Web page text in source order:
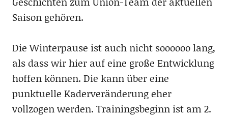
Saison gehören.
Die Winterpause ist auch nicht soooooo lang,
als dass wir hier auf eine große Entwicklung
hoffen können. Die kann über eine
punktuelle Kaderveränderung eher
vollzogen werden. Trainingsbeginn ist am 2.